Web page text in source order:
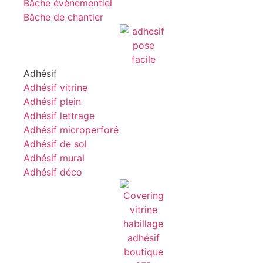
Bâche évènementiel
Bâche de chantier
Adhésif
Adhésif vitrine
Adhésif plein
Adhésif lettrage
Adhésif microperforé
Adhésif de sol
Adhésif mural
Adhésif déco